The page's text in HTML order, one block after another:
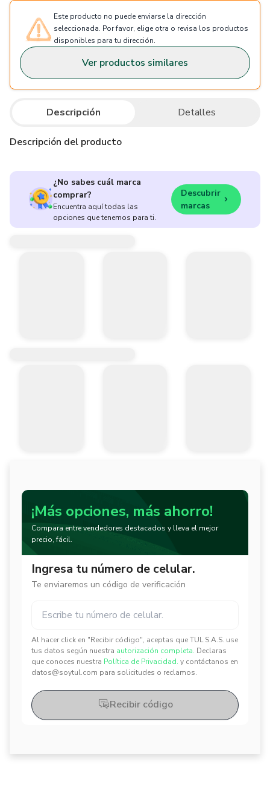
Este producto no puede enviarse la dirección
seleccionada. Por favor, elige otra o revisa los productos
disponibles para tu dirección.
Ver productos similares
Descripción Detalles
Descripción del producto
¿No sabes cuál marca
comprar?
Encuentra aquí todas las
opciones que tenemos para ti.
Descubrir
marcas
¡Más opciones, más ahorro!
Compara entre vendedores destacados y lleva el mejor
precio, fácil.
Ingresa tu número de celular.
Te enviaremos un código de verificación
Al hacer click en "Recibir código", aceptas que TUL S.A.S. use
tus datos según nuestra autorización completa. Declaras
que conoces nuestra Política de Privacidad. y contáctanos en
datos@soytul.com para solicitudes o reclamos.
✕
✕
Recibir código